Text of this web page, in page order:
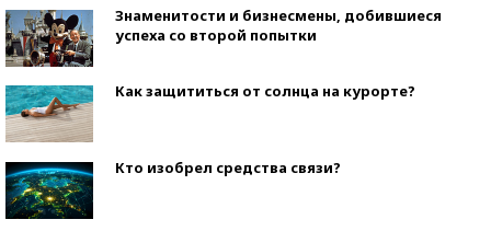
Знаменитости и бизнесмены, добившиеся
успеха со второй попытки
Как защититься от солнца на курорте?
Кто изобрел средства связи?